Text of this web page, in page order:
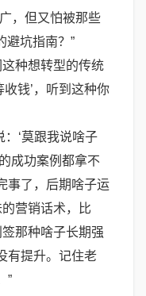
，但又怕被那些
避坑指南？”
种想转型的传统
钱’，听到这种你
‘莫跟我说啥子
成功案例都拿不
事了，后期啥子运
营销话术，比
那种啥子长期强
有提升。记住老
”